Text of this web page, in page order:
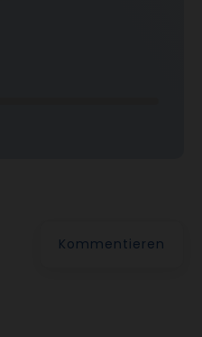
Kommentieren